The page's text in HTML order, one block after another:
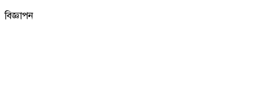
বিজ্ঞাপন